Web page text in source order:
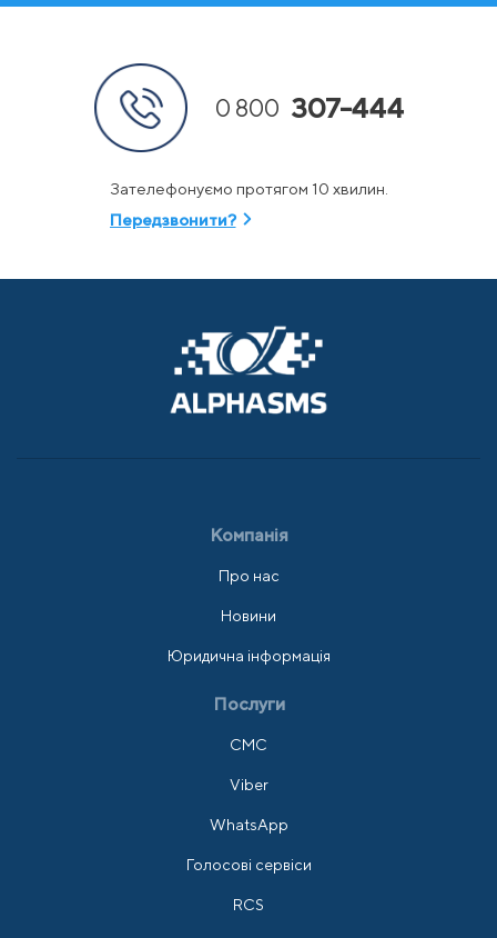
0 800 307-444
Зателефонуємо протягом 10 хвилин.
Передзвонити?
Компанія
Про нас
Новини
Юридична інформація
Послуги
СМС
Viber
WhatsApp
Голосові сервіси
RCS